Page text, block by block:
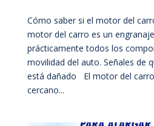
Cómo saber si el motor del
motor del carro es un
prácticamente todos los
movilidad del auto. Señales de
está dañado El motor del
cercano...